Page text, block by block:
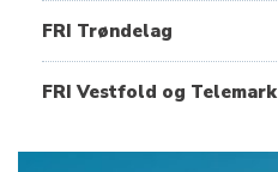
FRI Trøndelag
FRI Vestfold og Telemark